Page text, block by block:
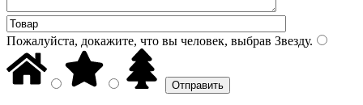
Пожалуйста, докажите, что вы человек, выбрав Звезду.